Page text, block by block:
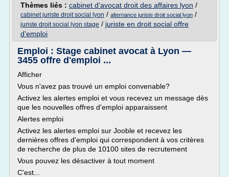
Thèmes liés : cabinet d'avocat droit des affaires lyon /
cabinet juriste droit social lyon / alternance juriste droit social lyon /
juriste droit social lyon stage / juriste en droit social offre
d'emploi
Emploi : Stage cabinet avocat à Lyon —
3455 offre d'emploi ...
Afficher
Vous n'avez pas trouvé un emploi convenable?
Activez les alertes emploi et vous recevez un message dès
que les nouvelles offres d'emploi apparaissent
Alertes emploi
Activez les alertes emploi sur Jooble et recevez les
dernières offres d'emploi qui correspondent à vos critères
de recherche de plus de 10100 sites de recrutement
Vous pouvez les désactiver à tout moment
C'est...